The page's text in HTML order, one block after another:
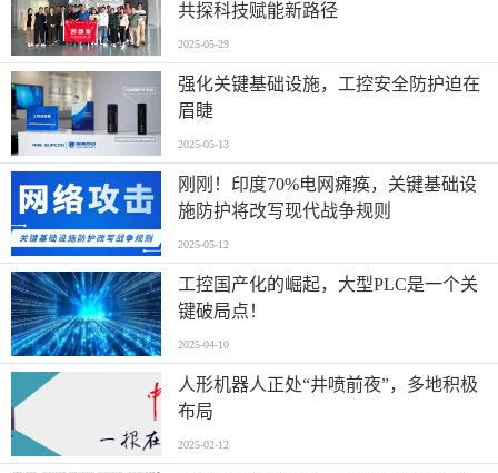
共探科技赋能新路径
2025-05-29
强化关键基础设施，工控安全防护迫在
眉睫
2025-05-13
刚刚！印度70%电网瘫痪，关键基础设
施防护将改写现代战争规则
2025-05-12
工控国产化的崛起，大型PLC是一个关
键破局点！
2025-04-10
人形机器人正处“井喷前夜”，多地积极
布局
2025-02-12